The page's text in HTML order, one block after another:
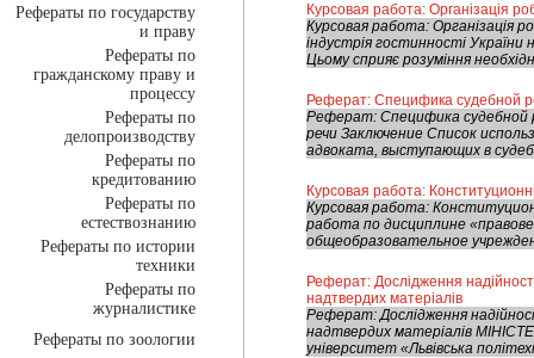
Рефераты по государству
и праву
Рефераты по
гражданскому праву и
процессу
Рефераты по
делопроизводству
Рефераты по
кредитованию
Рефераты по
естествознанию
Рефераты по истории
техники
Рефераты по
журналистике
Рефераты по зоологии
Курсовая работа: Організація
Курсовая работа: Організація
індустрія гостинності
Цьому сприяє розуміння
Реферат: Специфика судебной
Реферат: Специфика судебной
речи Заключение Список
адвоката, выступающих в
Курсовая работа:
Курсовая работа:
работа по дисциплине
общеобразовательное
Реферат: Дослідження
надтвердих матеріалів
Реферат: Дослідження
надтвердих матеріалів
університет «Львівська